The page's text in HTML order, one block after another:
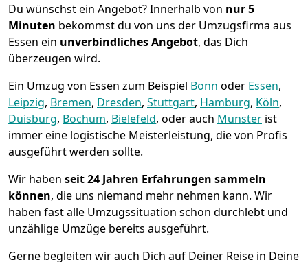
Du wünschst ein Angebot? Innerhalb von nur 5
Minuten bekommst du von uns der Umzugsfirma aus
Essen ein unverbindliches Angebot, das Dich
überzeugen wird.
Ein Umzug von Essen zum Beispiel Bonn oder Essen,
Leipzig, Bremen, Dresden, Stuttgart, Hamburg, Köln,
Duisburg, Bochum, Bielefeld, oder auch Münster ist
immer eine logistische Meisterleistung, die von Profis
ausgeführt werden sollte.
Wir haben seit24 Jahren Erfahrungen sammeln
können, die uns niemand mehr nehmen kann. Wir
haben fast alle Umzugssituation schon durchlebt und
unzählige Umzüge bereits ausgeführt.
Gerne begleiten wir auch Dich auf Deiner Reise in Deine